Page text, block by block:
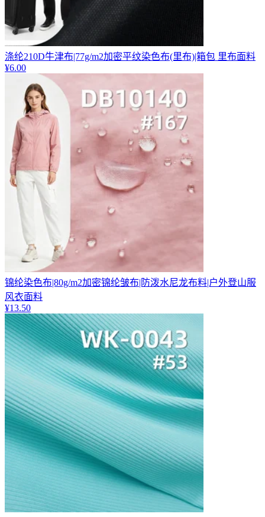
涤纶210D牛津布|77g/m2加密平纹染色布(里布)|箱包 里布面料
¥6.00
锦纶染色布|80g/m2加密锦纶皱布|防泼水尼龙布料|户外登山服
风衣面料
¥13.50